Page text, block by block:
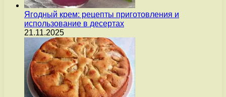
Ягодный крем: рецепты приготовления и
использование в десертах
21.11.2025